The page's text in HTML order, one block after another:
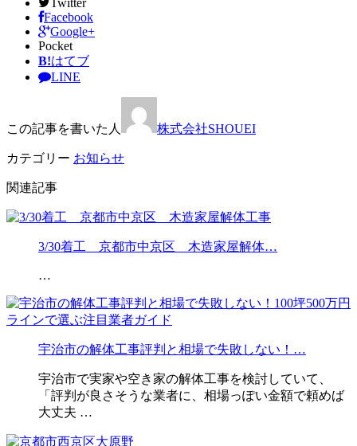
Twitter
Facebook
Google+
Pocket
B!はてブ
LINE
この記事を書いた人 株式会社SHOUEI
カテゴリー お知らせ
関連記事
3/30着工 京都市中京区 木造家屋解体…
…
宇治市の解体工事評判と相場で失敗しない！…
宇治市で実家や空き家の解体工事を検討していて、
「評判が良さそうな業者に、相場っぽい金額で頼めば
大丈夫 …